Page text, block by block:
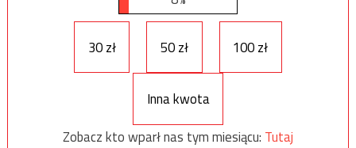
30 zł 50 zł 100 zł
Inna kwota
Zobacz kto wparł nas tym miesiącu: Tutaj